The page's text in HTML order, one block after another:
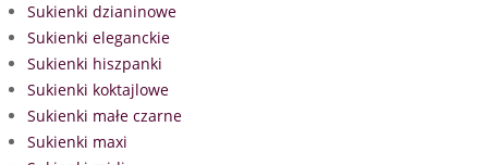
Sukienki dzianinowe
Sukienki eleganckie
Sukienki hiszpanki
Sukienki koktajlowe
Sukienki małe czarne
Sukienki maxi